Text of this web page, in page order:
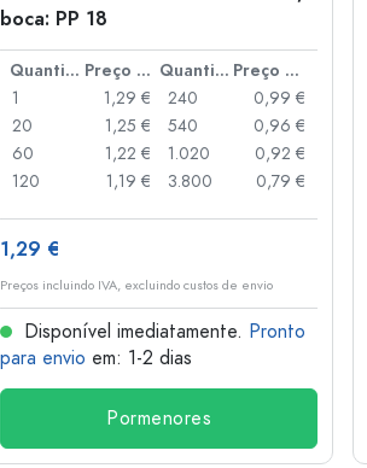
boca: PP 18
Quantidade Preço por peça Quantidade
Preço por peça
1
1,29 €
20
1,25 €
60
1,22 €
120
1,19 €
240
0,99 €
540
0,96 €
1.020
0,92 €
3.800
0,79 €
1,29 €
Preços incluindo IVA, excluindo custos de envio
Disponível imediatamente. Pronto
para envio em: 1-2 dias
Pormenores